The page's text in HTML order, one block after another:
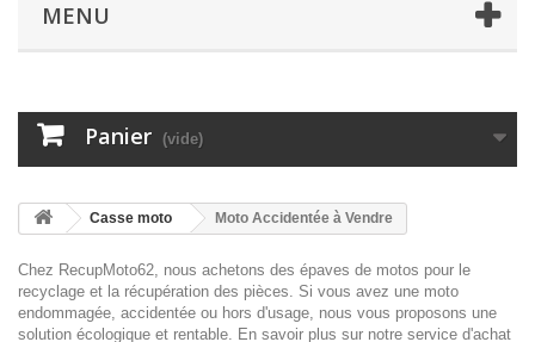
MENU
Panier (vide)
Casse moto Moto Accidentée à Vendre
Chez RecupMoto62, nous achetons des épaves de motos pour le
recyclage et la récupération des pièces. Si vous avez une moto
endommagée, accidentée ou hors d'usage, nous vous proposons une
solution écologique et rentable. En savoir plus sur notre service d'achat